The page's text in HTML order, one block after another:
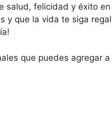
salud, felicidad y éxito
y que la vida te siga
que puedes agregar